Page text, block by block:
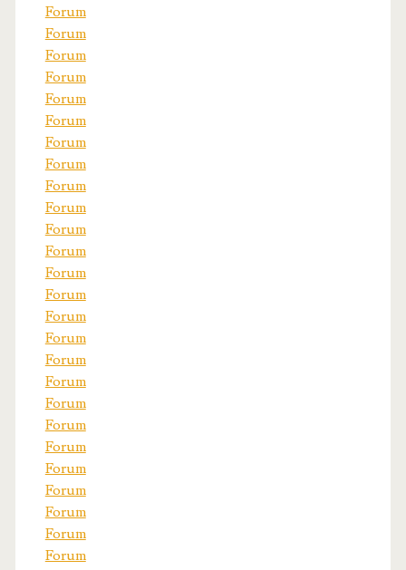
Forum
Forum
Forum
Forum
Forum
Forum
Forum
Forum
Forum
Forum
Forum
Forum
Forum
Forum
Forum
Forum
Forum
Forum
Forum
Forum
Forum
Forum
Forum
Forum
Forum
Forum